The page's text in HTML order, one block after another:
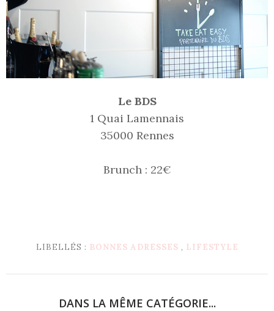
Le BDS
1 Quai Lamennais
35000 Rennes
Brunch : 22€
LIBELLÉS : BONNES ADRESSES , LIFESTYLE
DANS LA MÊME CATÉGORIE...